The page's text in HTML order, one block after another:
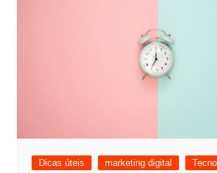
Dicas úteis marketing digital